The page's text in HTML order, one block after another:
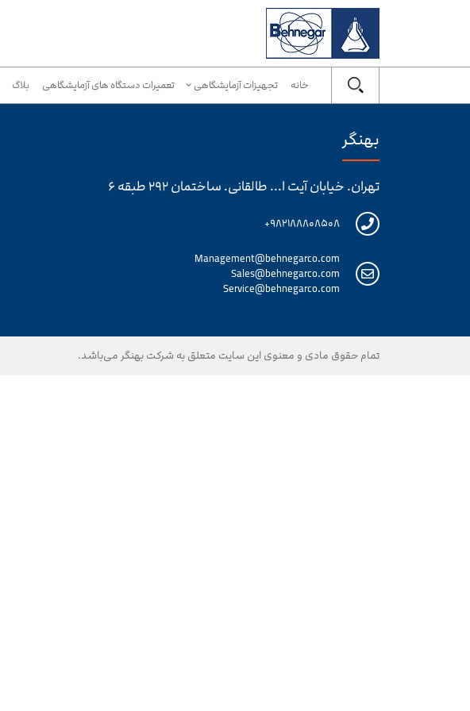
خانه تجهیزات آزمایشگاهی تعمیرات دستگاه های آزمایشگاهی بلاگ
بهنگر
تهران. خیابان آیت ا... طالقانی. ساختمان ۲۹۲ طبقه ۶
۹۸۲۱۸۸۸۰۸۵۰۸+
Management@behnegarco.com
Sales@behnegarco.com
Service@behnegarco.com
تمام حقوق مادی و معنوی این سایت متعلق به شرکت بهنگر می‌باشد.